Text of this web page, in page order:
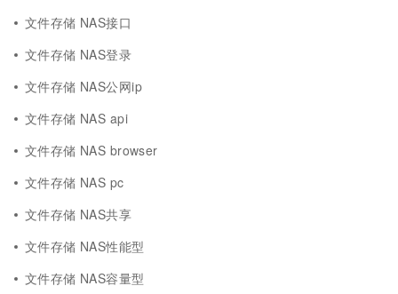
文件存储 NAS接口
文件存储 NAS登录
文件存储 NAS公网ip
文件存储 NAS api
文件存储 NAS browser
文件存储 NAS pc
文件存储 NAS共享
文件存储 NAS性能型
文件存储 NAS容量型